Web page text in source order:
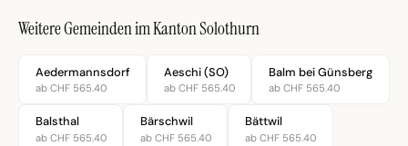
Weitere Gemeinden im Kanton Solothurn
Aedermannsdorf
ab CHF 565.40
Aeschi (SO)
ab CHF 565.40
Balm bei Günsberg
ab CHF 565.40
Balsthal
ab CHF 565.40
Bärschwil
ab CHF 565.40
Bättwil
ab CHF 565.40